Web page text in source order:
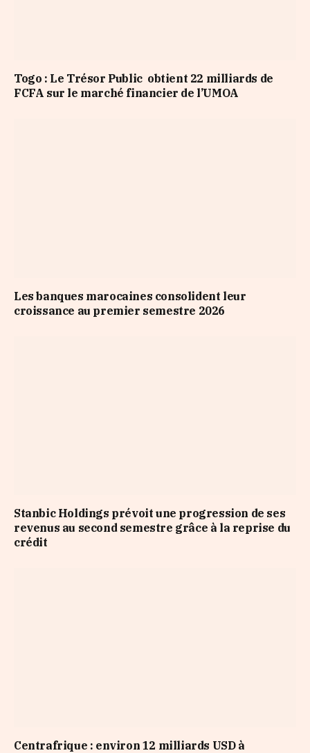
Togo : Le Trésor Public obtient 22 milliards de
FCFA sur le marché financier de l’UMOA
Les banques marocaines consolident leur
croissance au premier semestre 2026
Stanbic Holdings prévoit une progression de ses
revenus au second semestre grâce à la reprise du
crédit
Centrafrique : environ 12 milliards USD à